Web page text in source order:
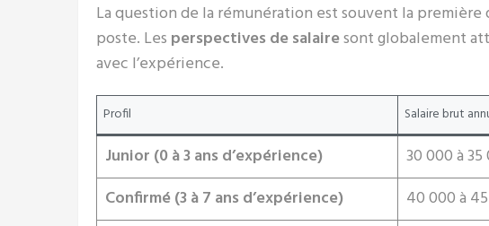
La question de la rémunération est souvent la première
poste. Les perspectives de salairesont globalement
avec l’expérience.
Profil Salaire brut
Junior (0 à 3 ans d’expérience) 30 000 à
Confirmé (3 à 7 ans d’expérience)
40 000 à